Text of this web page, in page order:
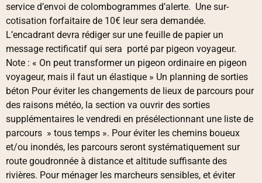
service d’envoi de colombogrammes d’alerte. Une sur-
cotisation forfaitaire de 10€ leur sera demandée.
L’encadrant devra rédiger sur une feuille de papier un
message rectificatif qui sera porté par pigeon voyageur.
Note : « On peut transformer un pigeon ordinaire en pigeon
voyageur, mais il faut un élastique » Un planning de sorties
béton Pour éviter les changements de lieux de parcours pour
des raisons météo, la section va ouvrir des sorties
supplémentaires le vendredi en présélectionnant une liste de
parcours » tous temps ». Pour éviter les chemins boueux
et/ou inondés, les parcours seront systématiquement sur
route goudronnée à distance et altitude suffisante des
rivières. Pour ménager les marcheurs sensibles, et éviter